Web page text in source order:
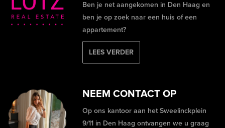
Ben je net aangekomen in Den Haag en
ben je op zoek naar een huis of een
appartement?
LEES VERDER
NEEM CONTACT OP
Op ons kantoor aan het Sweelinckplein
9/11 in Den Haag ontvangen we u graag